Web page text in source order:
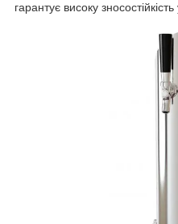
гарантує високу